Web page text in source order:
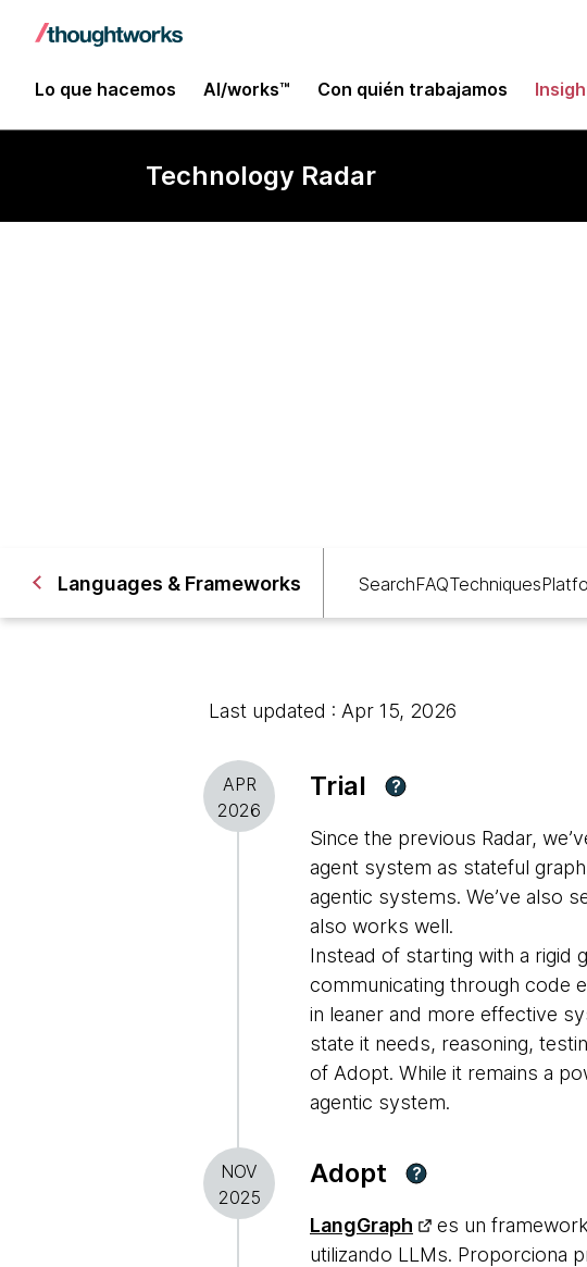
Lo que hacemos AI/works™ Con quién trabajamos
Technology Radar
Languages & Frameworks SearchFAQTechniques
Last updated : Apr 15, 2026
APR
2026
Trial ?
Since the previous Radar,
agent system as stateful
agentic systems. We’ve also
also works well.
Instead of starting with a rigid
communicating through code
in leaner and more effective
state it needs, reasoning,
of Adopt. While it remains a
agentic system.
NOV
2025
Adopt ?
LangGraph es un
utilizando LLMs. Proporciona